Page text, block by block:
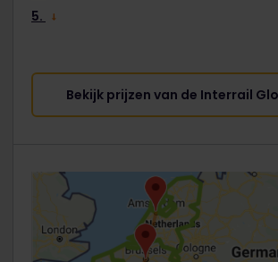
5.
Bekijk prijzen van de Interrail